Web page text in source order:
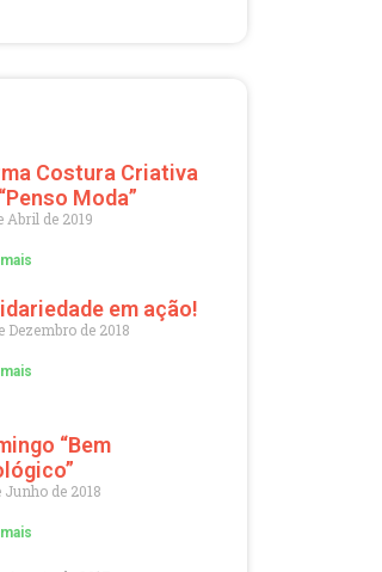
Costura Criativa
Moda”
Abril de 2019
em ação!
Dezembro de 2018
“Bem
Junho de 2018